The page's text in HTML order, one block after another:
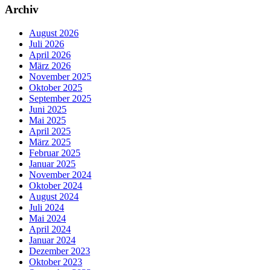
Archiv
August 2026
Juli 2026
April 2026
März 2026
November 2025
Oktober 2025
September 2025
Juni 2025
Mai 2025
April 2025
März 2025
Februar 2025
Januar 2025
November 2024
Oktober 2024
August 2024
Juli 2024
Mai 2024
April 2024
Januar 2024
Dezember 2023
Oktober 2023